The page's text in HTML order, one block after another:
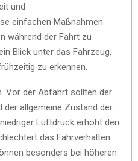
und
einfachen Maßnahmen
während der Fahrt zu
Blick unter das Fahrzeug,
zu erkennen.
Vor der Abfahrt sollten der
der allgemeine Zustand der
Luftdruck erhöht den
das Fahrverhalten
besonders bei höheren